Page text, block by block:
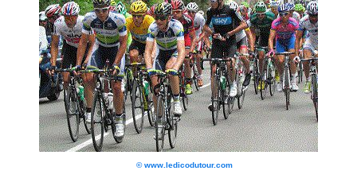
© www.ledicodutour.com